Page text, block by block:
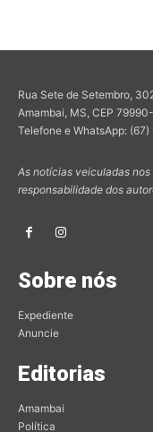
Rua Sete de Setembro,
Amambai, MS, CEP
Telefone e WhatsApp:
As notícias veiculadas
responsabilidade dos
Sobre nós
Expediente
Anuncie
Editorias
Amambai
Política